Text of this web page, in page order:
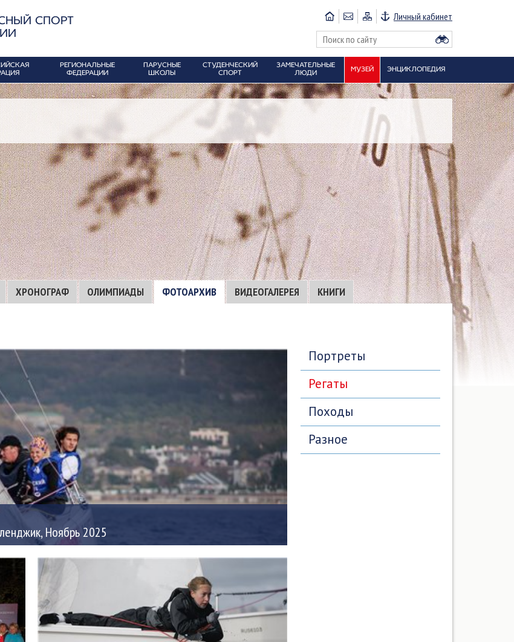
СПОРТ
Личный кабинет
РЕГИОНАЛЬНЫЕ
ФЕДЕРАЦИИ
ПАРУСНЫЕ
ШКОЛЫ
СТУДЕНЧЕСКИЙ
СПОРТ
ЗАМЕЧАТЕЛЬНЫЕ
ЛЮДИ
МУЗЕЙ ЭНЦИКЛОПЕДИЯ
ХРОНОГРАФ ОЛИМПИАДЫ ФОТОАРХИВ ВИДЕОГАЛЕРЕЯ КНИГИ
Ноябрь 2025
Портреты
Регаты
Походы
Разное